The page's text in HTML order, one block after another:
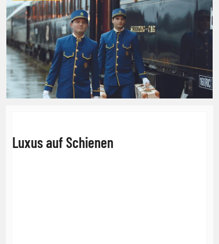
Luxus auf Schienen